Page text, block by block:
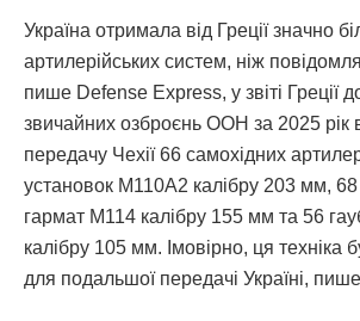
Україна отримала від Греції значно
артилерійських систем, ніж
пише Defense Express, у звіті Греції
звичайних озброєнь ООН за 2025 рік
передачу Чехії 66 самохідних
установок M110A2 калібру 203 мм, 68
гармат M114 калібру 155 мм та 56
калібру 105 мм. Імовірно, ця техніка
для подальшої передачі Україні,